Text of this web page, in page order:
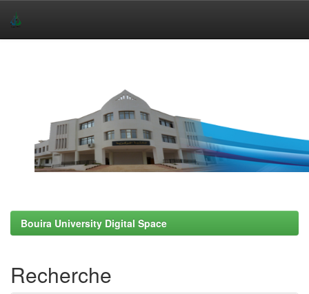
Bouira University Digital Space
Recherche